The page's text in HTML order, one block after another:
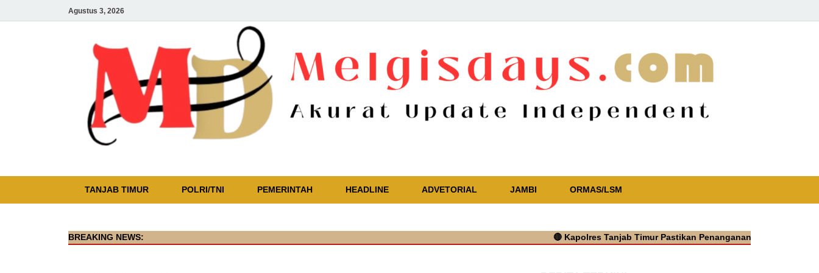
Agustus 3, 2026
Akurat Update Independent
TANJAB TIMUR POLRI/TNI PEMERINTAH HEADLINE ADVETORIAL JAMBI ORMAS/LSM
BREAKING NEWS: Kapolres Tanjab Timur Pastikan Penanganan Cepat Kasus Video